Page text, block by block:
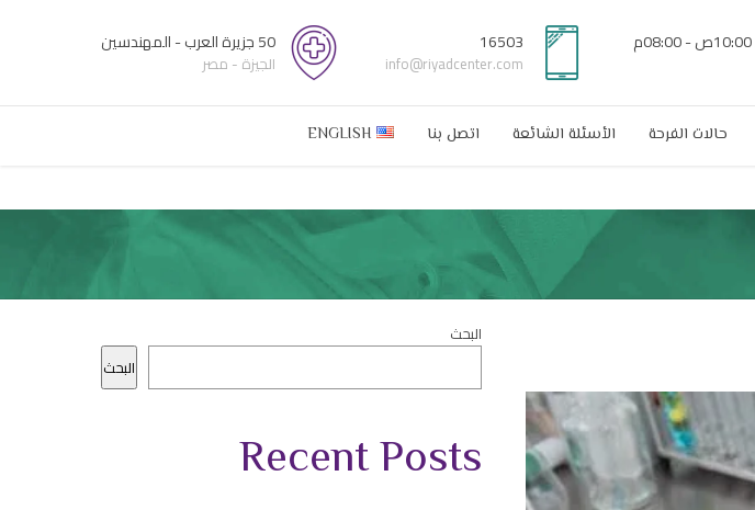
16503
info@riyadcenter.com
50 جزيرة العرب - المهندسين
الجيزة - مصر
حالات الفرحة الأسئلة الشائعة اتصل بنا ENGLISH
البحث
البحث
Recent Posts